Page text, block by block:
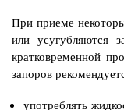
При приеме
или усугубляются
кратковременной
запоров
употреблять